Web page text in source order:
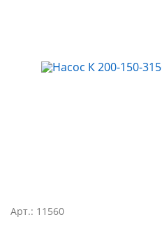
Арт.: 11560